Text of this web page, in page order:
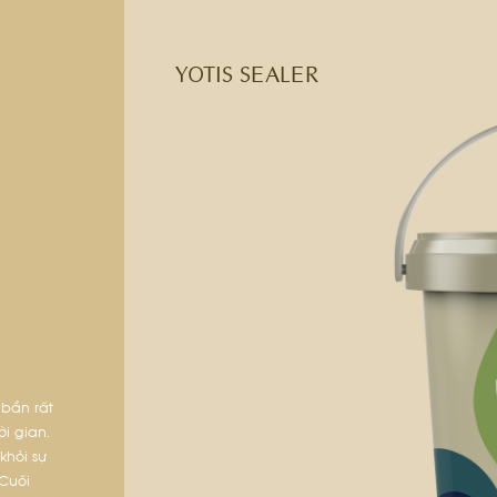
rất
gian.
sự
YOTIS SEALER